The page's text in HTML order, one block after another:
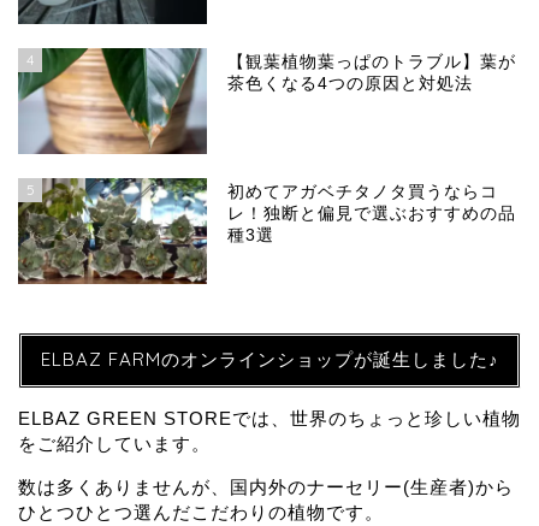
4
【観葉植物葉っぱのトラブル】葉が
茶色くなる4つの原因と対処法
5
初めてアガベチタノタ買うならコ
レ！独断と偏見で選ぶおすすめの品
種3選
ELBAZ FARMのオンラインショップが誕生しました♪
ELBAZ GREEN STOREでは、世界のちょっと珍しい植物
をご紹介しています。
数は多くありませんが、国内外のナーセリー(生産者)から
ひとつひとつ選んだこだわりの植物です。